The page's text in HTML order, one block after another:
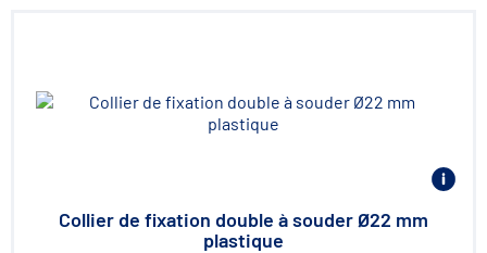
Collier de fixation double à souder Ø22 mm
plastique